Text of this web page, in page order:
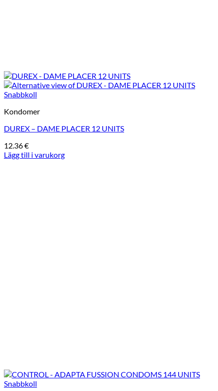
Snabbkoll
Kondomer
DUREX – DAME PLACER 12 UNITS
12.36€
Lägg till i varukorg
Snabbkoll